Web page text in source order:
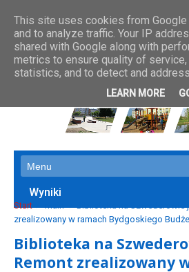
Wyniki
Start main
Biblioteka na Szwederowie
zrealizowany w ramach Bydgoskiego
Biblioteka na
Remont zrealizowany
This site uses cookies from
and to analyze traffic. Your IP
shared with Google along with
metrics to ensure quality of
statistics, and to detect and
LEARN MORE